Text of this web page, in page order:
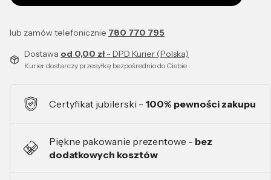
lub zamów telefonicznie 780 770 795
Dostawa od 0,00 zł- DPD Kurier (Polska)
Kurier dostarczy przesyłkę bezpośrednio do Ciebie
Certyfikat jubilerski - 100% pewności zakupu
Piękne pakowanie prezentowe - bez
dodatkowych kosztów